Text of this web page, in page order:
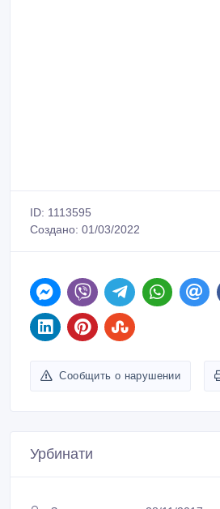
ID: 1113595
Создано: 01/03/2022
Сообщить о нарушении
Урбинати